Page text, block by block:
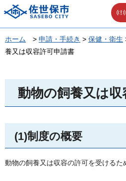
佐世保市
ホーム > 申請・手続き > 保健・衛生
養又は収容許可申請書
動物の飼養又は
(1)制度の概要
動物の飼養又は収容の許可を受けるた